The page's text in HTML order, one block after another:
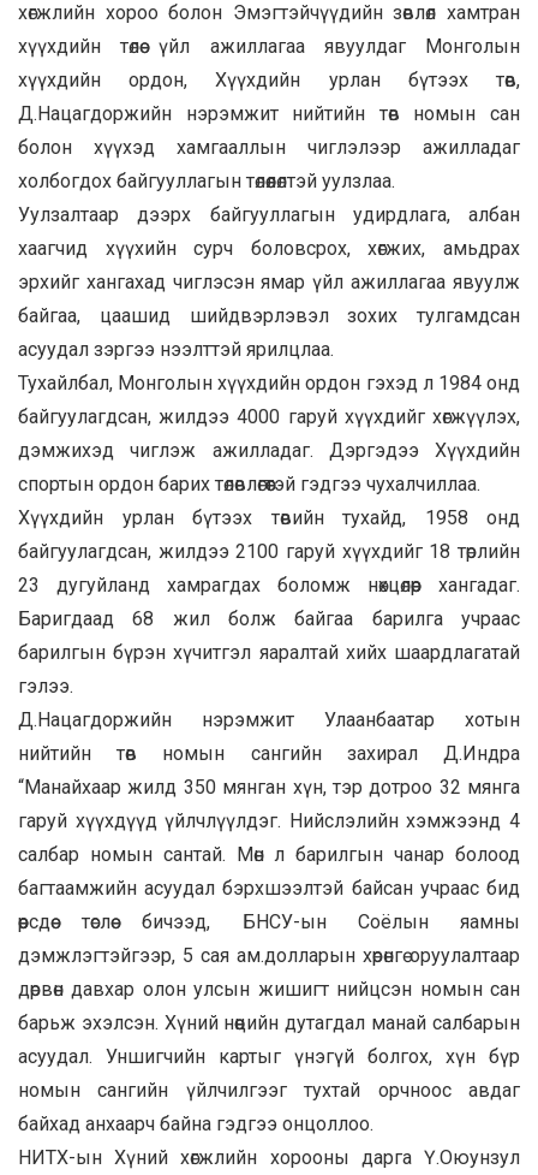
хөгжлийн хороо болон Эмэгтэйчүүдийн зөвлөл хамтран
хүүхдийн төлөө үйл ажиллагаа явуулдаг Монголын
хүүхдийн ордон, Хүүхдийн урлан бүтээх төв,
Д.Нацагдоржийн нэрэмжит нийтийн төв номын сан
болон хүүхэд хамгааллын чиглэлээр ажилладаг
холбогдох байгууллагын төлөөлөлтэй уулзлаа.
Уулзалтаар дээрх байгууллагын удирдлага, албан
хаагчид хүүхийн сурч боловсрох, хөгжих, амьдрах
эрхийг хангахад чиглэсэн ямар үйл ажиллагаа явуулж
байгаа, цаашид шийдвэрлэвэл зохих тулгамдсан
асуудал зэргээ нээлттэй ярилцлаа.
Тухайлбал, Монголын хүүхдийн ордон гэхэд л 1984 онд
байгуулагдсан, жилдээ 4000 гаруй хүүхдийг хөгжүүлэх,
дэмжихэд чиглэж ажилладаг. Дэргэдээ Хүүхдийн
спортын ордон барих төлөвлөгөөтэй гэдгээ чухалчиллаа.
Хүүхдийн урлан бүтээх төвийн тухайд, 1958 онд
байгуулагдсан, жилдээ 2100 гаруй хүүхдийг 18 төрлийн
23 дугуйланд хамрагдах боломж нөхцөлөөр хангадаг.
Баригдаад 68 жил болж байгаа барилга учраас
барилгын бүрэн хүчитгэл яаралтай хийх шаардлагатай
гэлээ.
Д.Нацагдоржийн нэрэмжит Улаанбаатар хотын
нийтийн төв номын сангийн захирал Д.Индра
“Манайхаар жилд 350 мянган хүн, тэр дотроо 32 мянга
гаруй хүүхдүүд үйлчлүүлдэг. Нийслэлийн хэмжээнд 4
салбар номын сантай. Мөн л барилгын чанар болоод
багтаамжийн асуудал бэрхшээлтэй байсан учраас бид
өөрсдөө төслөө бичээд, БНСУ-ын Соёлын яамны
дэмжлэгтэйгээр, 5 сая ам.долларын хөрөнгө оруулалтаар
дөрвөн давхар олон улсын жишигт нийцсэн номын сан
барьж эхэлсэн. Хүний нөөцийн дутагдал манай салбарын
асуудал. Уншигчийн картыг үнэгүй болгох, хүн бүр
номын сангийн үйлчилгээг тухтай орчноос авдаг
байхад анхаарч байна гэдгээ онцоллоо.
НИТХ-ын Хүний хөгжлийн хорооны дарга Ү.Оюунзул